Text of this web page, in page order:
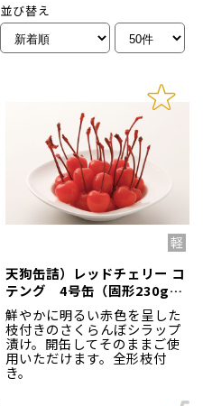
並び替え
天狗缶詰）レッドチェリー コ
テング 4号缶（固形230g、
内容総量425g）
鮮やかに明るい赤色を呈した
枝付きのさくらんぼシラップ
漬け。開缶してそのままご使
用いただけます。全形枝付
き。